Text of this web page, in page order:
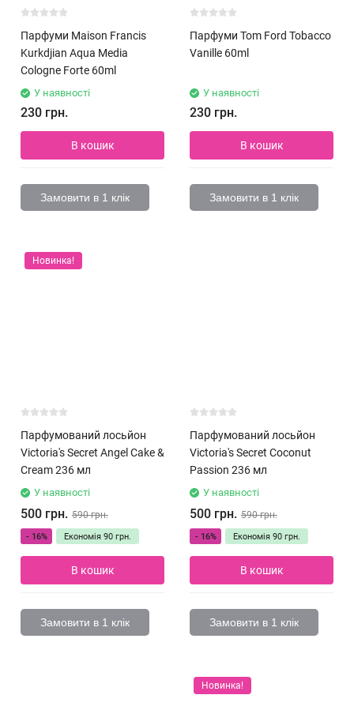
Парфуми Maison Francis
Kurkdjian Aqua Media
Cologne Forte 60ml
У наявності
230 грн.
В кошик
Замовити в 1 клік
Парфуми Tom Ford Tobacco
Vanille 60ml
У наявності
230 грн.
В кошик
Замовити в 1 клік
Новинка!
Парфумований лосьйон
Victoria's Secret Angel Cake &
Cream 236 мл
У наявності
500 грн. 590 грн.
- 16% Економія 90 грн.
В кошик
Замовити в 1 клік
Парфумований лосьйон
Victoria's Secret Coconut
Passion 236 мл
У наявності
500 грн. 590 грн.
- 16% Економія 90 грн.
В кошик
Замовити в 1 клік
Новинка!